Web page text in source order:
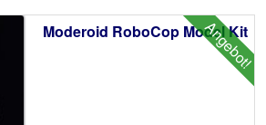
Angebot!
Moderoid RoboCop Model Kit